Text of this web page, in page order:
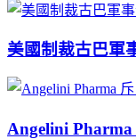
美國制裁古巴軍
Angelini